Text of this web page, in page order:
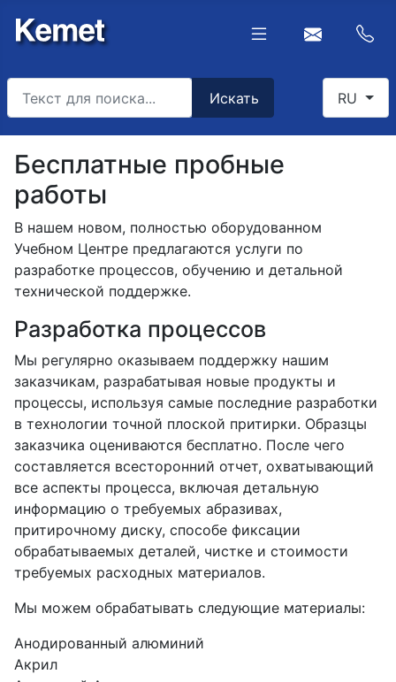
Искать RU
Бесплатные пробные
работы
В нашем новом, полностью оборудованном
Учебном Центре предлагаются услуги по
разработке процессов, обучению и детальной
технической поддержке.
Разработка процессов
Мы регулярно оказываем поддержку нашим
заказчикам, разрабатывая новые продукты и
процессы, используя самые последние разработки
в технологии точной плоской притирки. Образцы
заказчика оцениваются бесплатно. После чего
составляется всесторонний отчет, охватывающий
все аспекты процесса, включая детальную
информацию о требуемых абразивах,
притирочному диску, способе фиксации
обрабатываемых деталей, чистке и стоимости
требуемых расходных материалов.
Мы можем обрабатывать следующие материалы:
Анодированный алюминий
Акрил